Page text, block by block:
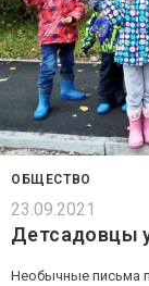
ОБЩЕСТВО
23.09.2021
Детсадовцы
Необычные письма